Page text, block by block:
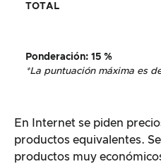
TOTAL
Ponderación: 15 %
*La puntuación máxima es
En Internet se piden
productos equivalentes. Se
productos muy